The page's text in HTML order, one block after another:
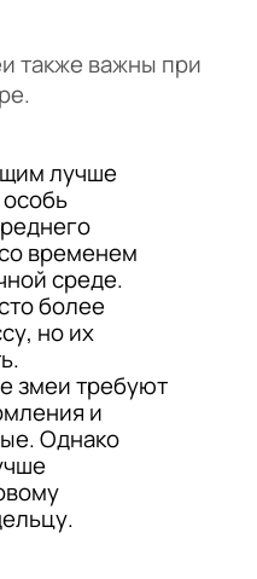
также важны при
лучше
временем
среде.
более
но их
змеи требуют
и
Однако